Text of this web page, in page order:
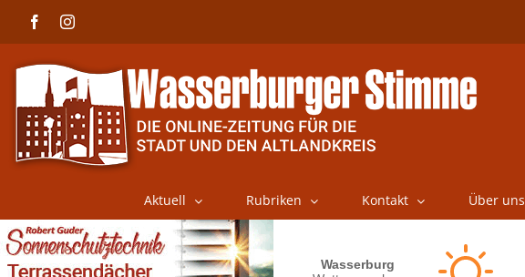
FacebookInstagram
Aktuell Rubriken Kontakt Über uns